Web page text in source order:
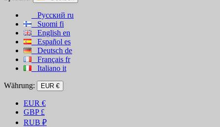
Русский ru
Suomi fi
English en
Español es
Deutsch de
Français fr
Italiano it
Währung: EUR €
EUR €
GBP £
RUB ₽